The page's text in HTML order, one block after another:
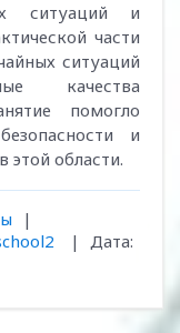
ситуаций и
части
ситуаций
качества
помогло
и
этой области.
|
|
Дата: